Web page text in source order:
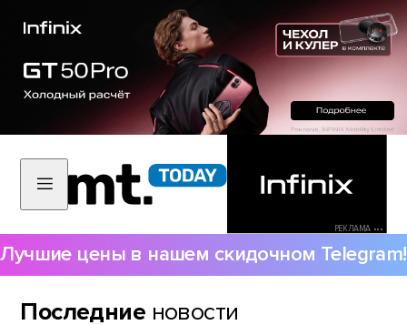
РЕКЛАМА •••
Лучшие цены в нашем скидочном Telegram!
Последние новости